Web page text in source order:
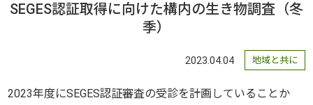
SEGES認証取得に向けた構内の生き物調査（冬
季）
2023.04.04 地域と共に
2023年度にSEGES認証審査の受診を計画していることか